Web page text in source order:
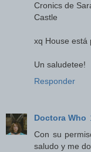
Cronics de
Castle
xq House está
Un saludetee!
Responder
Doctora Who
Con su
saludo y me